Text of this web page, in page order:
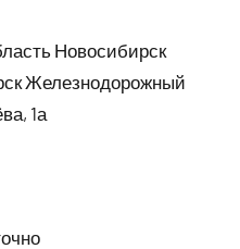
Новосибирск
Железнодорожный
1а